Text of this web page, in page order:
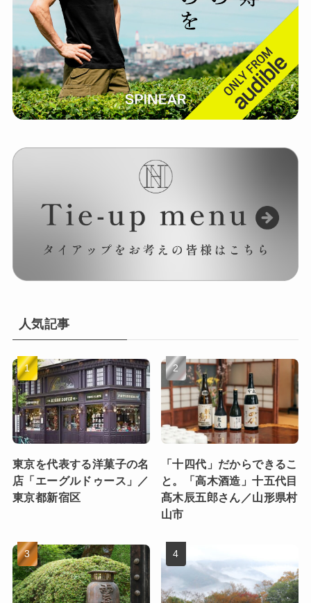
人気記事
東京を代表する洋菓子の名
店「エーグルドゥース」／
東京都新宿区
「十四代」だからできるこ
と。「高木酒造」十五代目
髙木辰五郎さん／山形県村
山市